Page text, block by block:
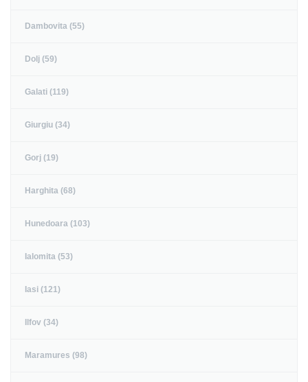
Dambovita (55)
Dolj (59)
Galati (119)
Giurgiu (34)
Gorj (19)
Harghita (68)
Hunedoara (103)
Ialomita (53)
Iasi (121)
Ilfov (34)
Maramures (98)